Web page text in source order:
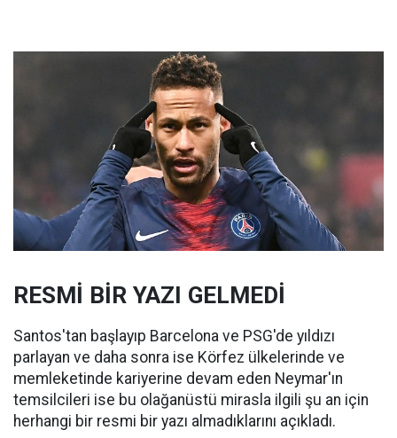
RESMİ BİR YAZI GELMEDİ
Santos'tan başlayıp Barcelona ve PSG'de yıldızı
parlayan ve daha sonra ise Körfez ülkelerinde ve
memleketinde kariyerine devam eden Neymar'ın
temsilcileri ise bu olağanüstü mirasla ilgili şu an için
herhangi bir resmi bir yazı almadıklarını açıkladı.